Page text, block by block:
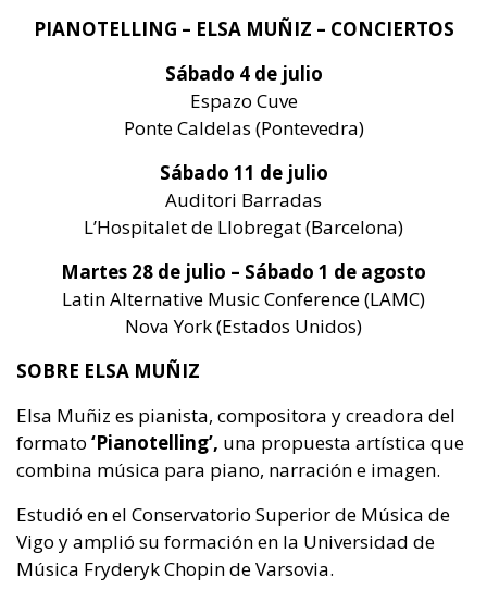
PIANOTELLING – ELSA MUÑIZ – CONCIERTOS
Sábado 4 de julio
Espazo Cuve
Ponte Caldelas (Pontevedra)
Sábado 11 de julio
Auditori Barradas
L’Hospitalet de Llobregat (Barcelona)
Martes 28 de julio – Sábado 1 de agosto
Latin Alternative Music Conference (LAMC)
Nova York (Estados Unidos)
SOBRE ELSA MUÑIZ
Elsa Muñiz es pianista, compositora y creadora del
formato ‘Pianotelling’, una propuesta artística que
combina música para piano, narración e imagen.
Estudió en el Conservatorio Superior de Música de
Vigo y amplió su formación en la Universidad de
Música Fryderyk Chopin de Varsovia.